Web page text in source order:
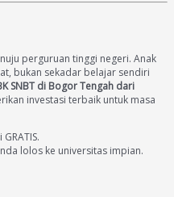
perguruan tinggi negeri. Anak
bukan sekadar belajar sendiri
SNBT di Bogor Tengah dari
investasi terbaik untuk masa
lolos ke universitas impian.